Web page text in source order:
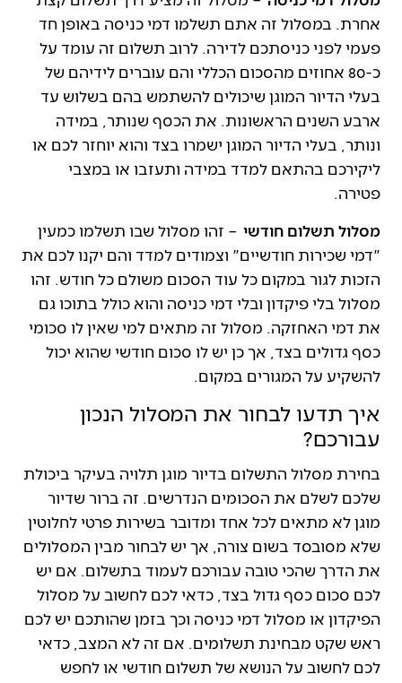
אחרת. במסלול זה אתם תשלמו דמי כניסה באופן חד
פעמי לפני כניסתכם לדירה. לרוב תשלום זה עומד על
כ-80 אחוזים מהסכום הכללי והם עוברים לידיהם של
בעלי הדיור המוגן שיכולים להשתמש בהם בשלוש עד
ארבע השנים הראשונות. את הכסף שנותר, במידה
ונותר, בעלי הדיור המוגן ישמרו בצד והוא יוחזר לכם או
ליקירכם בהתאם למדד במידה ותעזבו או במצבי
פטירה.
מסלול תשלום חודשי – זהו מסלול שבו תשלמו כמעין
"דמי שכירות חודשיים" וצמודים למדד והם יקנו לכם את
הזכות לגור במקום כל עוד הסכום משולם כל חודש. זהו
מסלול בלי פיקדון ובלי דמי כניסה והוא כולל בתוכו גם
את דמי האחזקה. מסלול זה מתאים למי שאין לו סכומי
כסף גדולים בצד, אך כן יש לו סכום חודשי שהוא יכול
להשקיע על המגורים במקום.
איך תדעו לבחור את המסלול הנכון
עבורכם?
בחירת מסלול התשלום בדיור מוגן תלויה בעיקר ביכולת
שלכם לשלם את הסכומים הנדרשים. זה ברור שדיור
מוגן לא מתאים לכל אחד ומדובר בשירות פרטי לחלוטין
שלא מסובסד בשום צורה, אך יש לבחור מבין המסלולים
את הדרך שהכי טובה עבורכם לעמוד בתשלום. אם יש
לכם סכום כסף גדול בצד, כדאי לכם לחשוב על מסלול
הפיקדון או מסלול דמי כניסה וכך בזמן שהותכם יש לכם
ראש שקט מבחינת תשלומים. אם זה לא המצב, כדאי
לכם לחשוב על הנושא של תשלום חודשי או לחפש